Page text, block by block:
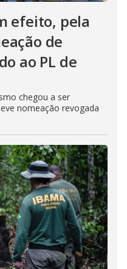
efeito, pela
de
ao PL de
chegou a ser
nomeação revogada